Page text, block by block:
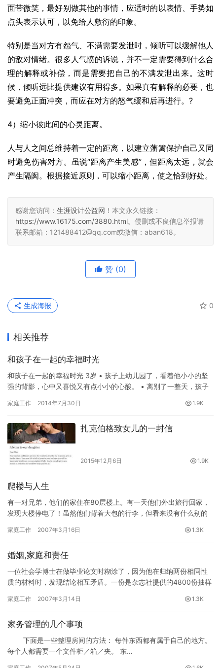
面带微笑，最好别做其他的事情，应适时的以表情、手势如
点头表示认可，以免给人敷衍的印象。
特别是当对方有怨气、不满需要发泄时，倾听可以缓解他人
的敌对情绪。很多人气愤的诉说，并不一定需要得到什么合
理的解释或补偿，而是需要把自己的不满发泄出来。这时
候，倾听远比提供建议有用得多。如果真有解释的必要，也
要避免正面冲突，而应在对方的怒气缓和后再进行。?
4）缩小彼此间的心灵距离。
人与人之间总维持着一定的距离，以建立藩篱保护自己又同
时避免伤害对方。虽说“距离产生美感”，但距离太远，就会
产生隔阂。根据接近原则，可以缩小距离，使之恰到好处。
感谢您访问： 生涯设计公益网 ！本文永久链接：
https://www.16175.com/3880.html。侵删或不良信息举报请
联系邮箱：121488412@qq.com或微信：aban618。
赞 (0)
0
生成海报
相关推荐
和孩子在一起的幸福时光
和孩子在一起的幸福时光 3岁 • 孩子上幼儿园了，看着他小小的坚
强的背影，心中又喜悦又有点小小的心酸。 • 离别了一整天，孩子
家庭工作 2014年7月30日 1.9K
扎克伯格致女儿的一封信
2015年12月6日 1.9K
爬楼与人生
有一对兄弟，他们的家住在80层楼上。有一天他们外出旅行回家，
发现大楼停电了！虽然他们背着大包的行李，但看来没有什么别的
大包…
家庭工作 2007年3月16日 1.3K
婚姻,家庭和责任
一位社会学博士在做毕业论文时糊涂了，因为他在归纳两份相同性
质的材料时，发现结论相互矛盾。一份是杂志社提供的4800份抽样
答…
家庭工作 2007年3月14日 1.3K
家务管理的几个事项
下面是一些整理房间的方法： 每件东西都有属于自己的地方。
每个人都需要一个文件柜／箱／夹。 东…